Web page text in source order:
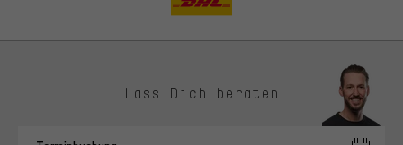
Lass Dich beraten
Du bekommst, statt zufälliger Werbung, genauer passende